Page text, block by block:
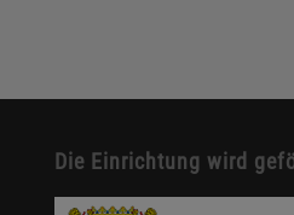
Die Einrichtung wird